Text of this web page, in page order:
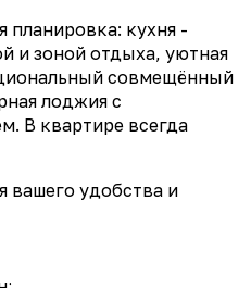
планировка: кухня -
и зоной отдыха, уютная
совмещённый
лоджия с
В квартире всегда
вашего удобства и